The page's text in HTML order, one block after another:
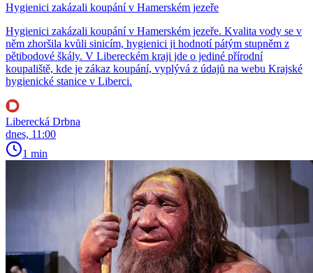
Hygienici zakázali koupání v Hamerském jezeře
Hygienici zakázali koupání v Hamerském jezeře. Kvalita vody se v
něm zhoršila kvůli sinicím, hygienici ji hodnotí pátým stupněm z
pětibodové škály. V Libereckém kraji jde o jediné přírodní
koupaliště, kde je zákaz koupání, vyplývá z údajů na webu Krajské
hygienické stanice v Liberci.
Liberecká Drbna
dnes, 11:00
1 min